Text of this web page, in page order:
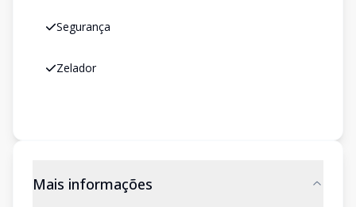
Segurança
Zelador
Mais informações